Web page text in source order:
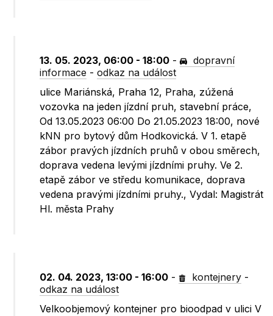
13. 05. 2023, 06:00 - 18:00 -
dopravní
informace -odkaz na událost
ulice Mariánská, Praha 12, Praha, zúžená
vozovka na jeden jízdní pruh, stavební práce,
Od 13.05.2023 06:00 Do 21.05.2023 18:00, nové
kNN pro bytový dům Hodkovická. V 1. etapě
zábor pravých jízdních pruhů v obou směrech,
doprava vedena levými jízdními pruhy. Ve 2.
etapě zábor ve středu komunikace, doprava
vedena pravými jízdními pruhy., Vydal: Magistrát
Hl. města Prahy
02. 04. 2023, 13:00 - 16:00 - kontejnery -
odkaz na událost
Velkoobjemový kontejner pro bioodpad v ulici V